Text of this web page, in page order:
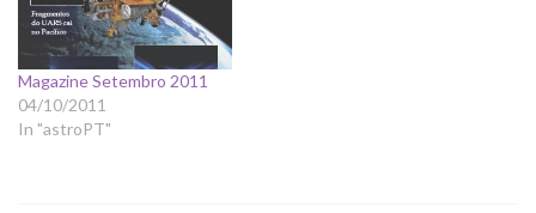
Magazine Setembro 2011
04/10/2011
In "astroPT"